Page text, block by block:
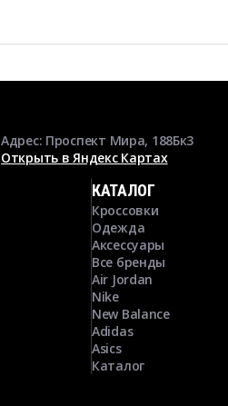
Адрес: Проспект Мира, 188Бк3
Открыть в Яндекс Картах
КАТАЛОГ
Кроссовки
Одежда
Аксессуары
Все бренды
Air Jordan
Nike
New Balance
Adidas
Asics
Каталог